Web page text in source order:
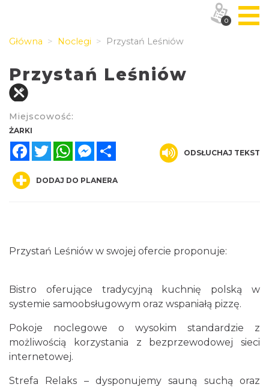
Główna Noclegi Przystań Leśniów
Przystań Leśniów
Miejscowość:
ŻARKI
FacebookTwitterWhatsAppMessenger
ODSŁUCHAJ TEKST
DODAJ DO PLANERA
Przystań Leśniów w swojej ofercie proponuje:
Bistro oferujące tradycyjną kuchnię polską w
systemie samoobsługowym oraz wspaniałą pizzę.
Pokoje noclegowe o wysokim standardzie z
możliwością korzystania z bezprzewodowej sieci
internetowej.
Strefa Relaks – dysponujemy sauną suchą oraz
0